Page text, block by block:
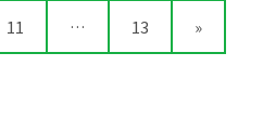
11 … 13 »